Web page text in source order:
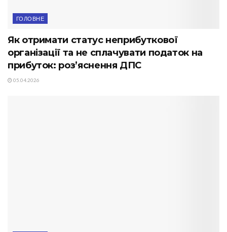
ГОЛОВНЕ
Як отримати статус неприбуткової
організації та не сплачувати податок на
прибуток: роз’яснення ДПС
05.04.2026